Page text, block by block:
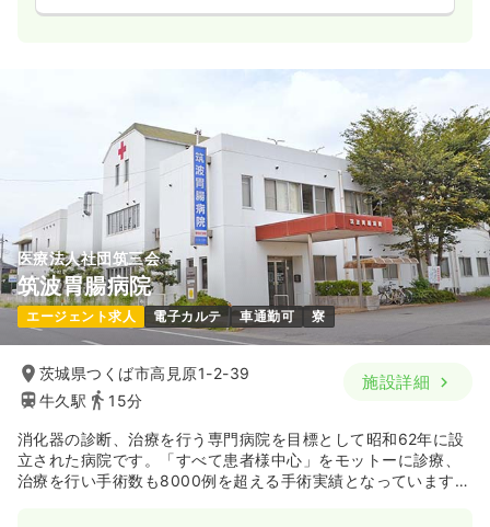
医療法人社団筑三会
筑波胃腸病院
エージェント求人 電子カルテ 車通勤可 寮
茨城県つくば市高見原1-2-39
牛久駅
15分
施設詳細
消化器の診断、治療を行う専門病院を目標として昭和62年に設
立された病院です。「すべて患者様中心」をモットーに診療、
治療を行い手術数も8000例を超える手術実績となっています。